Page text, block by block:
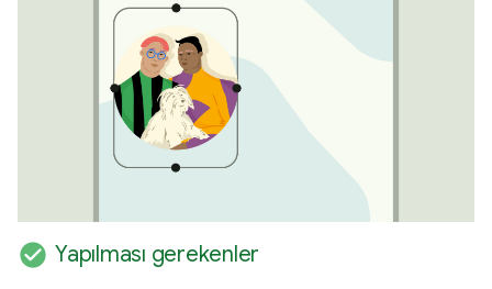
check_circle Yapılması gerekenler